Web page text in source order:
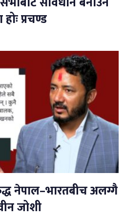
प्रचण्ड
नेपाल–भारतबीच अलग्गै
जोशी